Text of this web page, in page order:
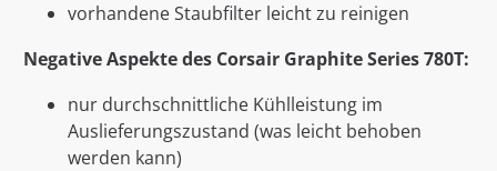
vorhandene Staubfilter leicht zu reinigen
Negative Aspekte des Corsair Graphite Series 780T:
nur durchschnittliche Kühlleistung im
Auslieferungszustand (was leicht behoben
werden kann)